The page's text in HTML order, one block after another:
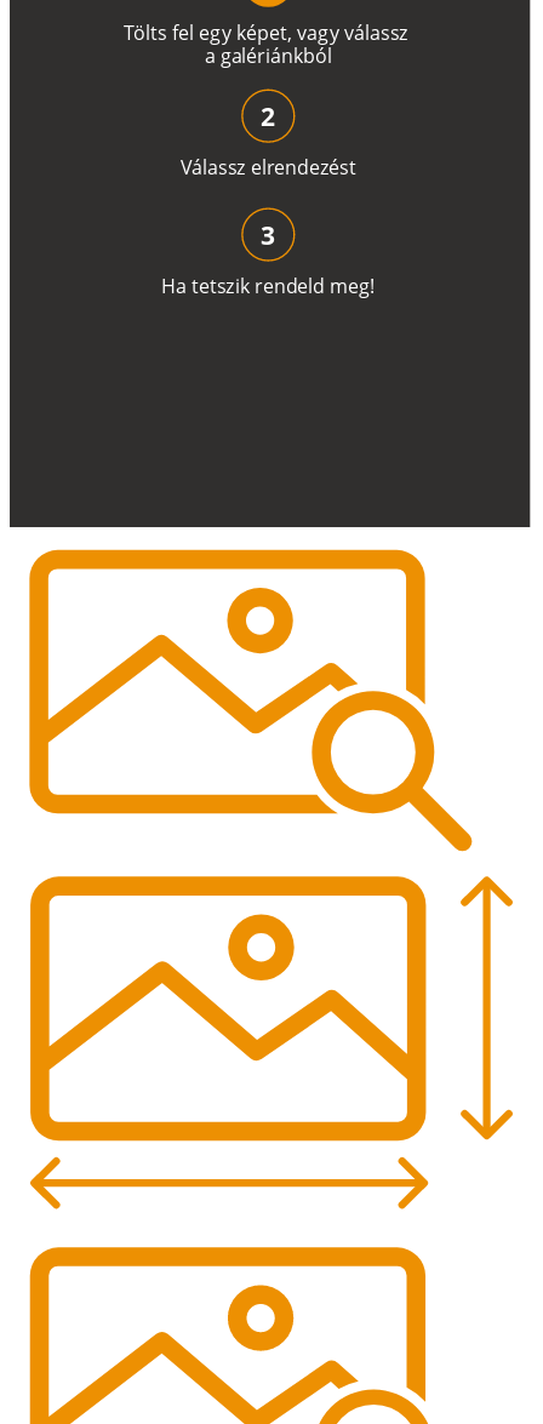
Tölts fel egy képet, vagyválassz
a galériánkból
Válassz elrendezést
2
Ha tetszik rendeld meg!
3